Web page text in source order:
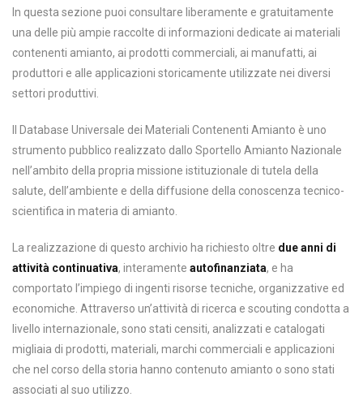
In questa sezione puoi consultare liberamente e gratuitamente
una delle più ampie raccolte di informazioni dedicate ai materiali
contenenti amianto, ai prodotti commerciali, ai manufatti, ai
produttori e alle applicazioni storicamente utilizzate nei diversi
settori produttivi.
Il Database Universale dei Materiali Contenenti Amianto è uno
strumento pubblico realizzato dallo Sportello Amianto Nazionale
nell’ambito della propria missione istituzionale di tutela della
salute, dell’ambiente e della diffusione della conoscenza tecnico-
scientifica in materia di amianto.
La realizzazione di questo archivio ha richiesto oltre due anni di
attività continuativa, interamente autofinanziata, e ha
comportato l’impiego di ingenti risorse tecniche, organizzative ed
economiche. Attraverso un’attività di ricerca e scouting condotta a
livello internazionale, sono stati censiti, analizzati e catalogati
migliaia di prodotti, materiali, marchi commerciali e applicazioni
che nel corso della storia hanno contenuto amianto o sono stati
associati al suo utilizzo.